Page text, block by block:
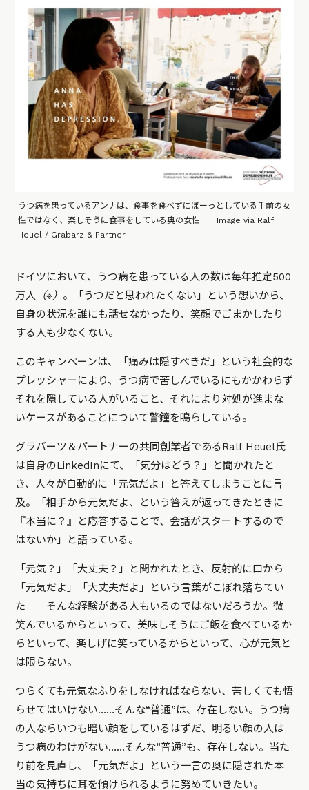
うつ病を患っているアンナは、食事を食べずにぼーっとしている手前の女
性ではなく、楽しそうに食事をしている奥の女性──Image via Ralf
Heuel / Grabarz & Partner
ドイツにおいて、うつ病を患っている人の数は毎年推定500
万人 （※） 。「うつだと思われたくない」という想いから、
自身の状況を誰にも話せなかったり、笑顔でごまかしたり
する人も少なくない。
このキャンペーンは、「痛みは隠すべきだ」という社会的な
プレッシャーにより、うつ病で苦しんでいるにもかかわらず
それを隠している人がいること、それにより対処が進まな
いケースがあることについて警鐘を鳴らしている。
グラバーツ＆パートナーの共同創業者であるRalf Heuel氏
は自身のLinkedInにて、「気分はどう？」と聞かれたと
き、人々が自動的に「元気だよ」と答えてしまうことに言
及。
「相手から元気だよ、という答えが返ってきたときに
『本当に？』と応答することで、会話がスタートするので
はないか」
と語っている。
「元気？」「大丈夫？」と聞かれたとき、反射的に口から
「元気だよ」「大丈夫だよ」という言葉がこぼれ落ちてい
た──そんな経験がある人もいるのではないだろうか。微
笑んでいるからといって、美味しそうにご飯を食べているか
らといって、楽しげに笑っているからといって、心が元気と
は限らない。
つらくても元気なふりをしなければならない、苦しくても悟
らせてはいけない……そんな“普通”は、存在しない。うつ病
の人ならいつも暗い顔をしているはずだ、明るい顔の人は
うつ病のわけがない……そんな“普通”も、存在しない。当た
り前を見直し、「元気だよ」という一言の奥に隠された本
当の気持ちに耳を傾けられるように努めていきたい。